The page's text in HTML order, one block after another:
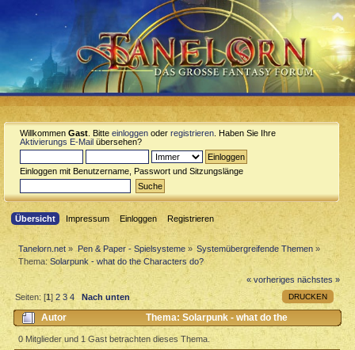
Willkommen Gast . Bitte einloggen oder registrieren . Haben Sie Ihre
Aktivierungs E-Mail übersehen?
Einloggen mit Benutzername, Passwort und Sitzungslänge
Übersicht Impressum Einloggen Registrieren
Tanelorn.net » Pen & Paper - Spielsysteme» Systemübergreifende Themen »
Thema:Solarpunk - what do the Characters do?
« vorheriges nächstes »
DRUCKEN
Seiten: [1]2 3 4 Nach unten
Autor
Thema: Solarpunk - what do the
Characters do? (Gelesen 4301 mal)
0 Mitglieder und 1 Gast betrachten dieses Thema.